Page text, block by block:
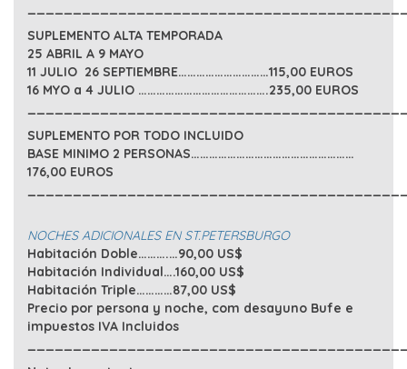
SUPLEMENTO ALTA TEMPORADA
25 ABRIL A 9 MAYO
11 JULIO 26 SEPTIEMBRE…………………………115,00 EUROS
16 MYO a 4 JULIO …………………………………….235,00 EUROS
SUPLEMENTO POR TODO INCLUIDO
BASE MINIMO 2 PERSONAS………………………………………………
176,00 EUROS
NOCHES ADICIONALES EN ST.PETERSBURGO
Habitación Doble……….…90,00 US$
Habitación Individual….160,00 US$
Habitación Triple…………87,00 US$
Precio por persona y noche, com desayuno Bufe e
impuestos IVA Incluidos